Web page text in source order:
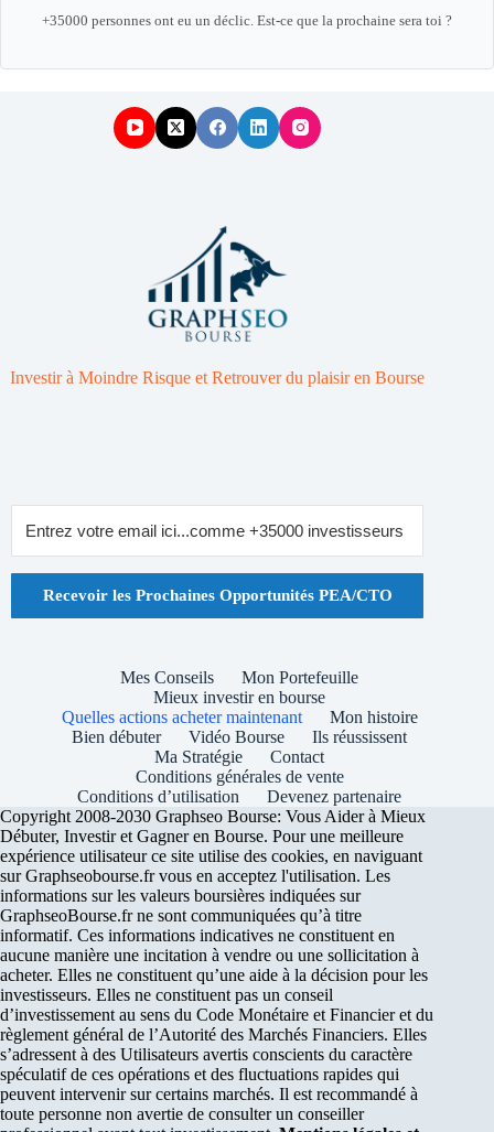
+35000 personnes ont eu un déclic. Est-ce que la prochaine sera toi ?
Investir à Moindre Risque et Retrouver du plaisir en Bourse
Recevoir les Prochaines Opportunités PEA/CTO
Mes Conseils
Mon Portefeuille
Mieux investir en bourse
Quelles actions acheter maintenant
Mon histoire
Bien débuter
Vidéo Bourse
Ils réussissent
Ma Stratégie
Contact
Conditions générales de vente
Conditions d’utilisation
Devenez partenaire
Copyright 2008-2030 Graphseo Bourse: Vous Aider à Mieux
Débuter, Investir et Gagner en Bourse. Pour une meilleure
expérience utilisateur ce site utilise des cookies, en naviguant
sur Graphseobourse.fr vous en acceptez l'utilisation. Les
informations sur les valeurs boursières indiquées sur
GraphseoBourse.fr ne sont communiquées qu’à titre
informatif. Ces informations indicatives ne constituent en
aucune manière une incitation à vendre ou une sollicitation à
acheter. Elles ne constituent qu’une aide à la décision pour les
investisseurs. Elles ne constituent pas un conseil
d’investissement au sens du Code Monétaire et Financier et du
règlement général de l’Autorité des Marchés Financiers. Elles
s’adressent à des Utilisateurs avertis conscients du caractère
spéculatif de ces opérations et des fluctuations rapides qui
peuvent intervenir sur certains marchés. Il est recommandé à
toute personne non avertie de consulter un conseiller